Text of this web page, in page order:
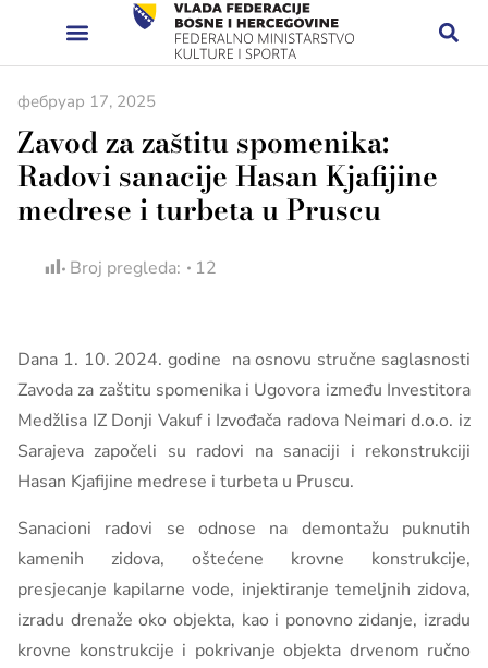
фебруар 17, 2025
Zavod za zaštitu spomenika:
Radovi sanacije Hasan Kjafijine
medrese i turbeta u Pruscu
Broj pregleda: 12
Dana 1. 10. 2024. godine na osnovu stručne saglasnosti
Zavoda za zaštitu spomenika i Ugovora između Investitora
Medžlisa IZ Donji Vakuf i Izvođača radova Neimari d.o.o. iz
Sarajeva započeli su radovi na sanaciji i rekonstrukciji
Hasan Kjafijine medrese i turbeta u Pruscu.
Sanacioni radovi se odnose na demontažu puknutih
kamenih zidova, oštećene krovne konstrukcije,
presjecanje kapilarne vode, injektiranje temeljnih zidova,
izradu drenaže oko objekta, kao i ponovno zidanje, izradu
krovne konstrukcije i pokrivanje objekta drvenom ručno